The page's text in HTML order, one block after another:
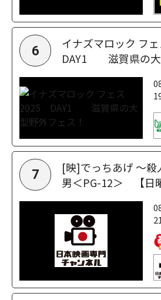
6
イナズマロック フ
DAY1 滋賀県の大
7
[映]でっちあげ ～殺
男＜PG-12＞ 【日